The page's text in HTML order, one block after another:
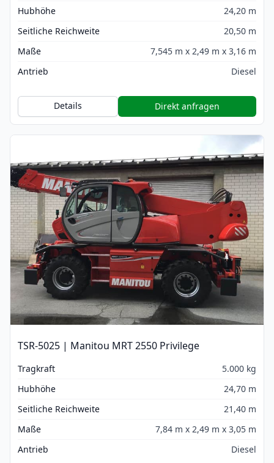
Hubhöhe
24,20 m
Seitliche Reichweite
20,50 m
Maße
7,545 m x 2,49 m x 3,16 m
Antrieb
Diesel
Details Direkt anfragen
TSR-5025 | Manitou MRT 2550 Privilege
Tragkraft
5.000 kg
Hubhöhe
24,70 m
Seitliche Reichweite
21,40 m
Maße
7,84 m x 2,49 m x 3,05 m
Antrieb
Diesel